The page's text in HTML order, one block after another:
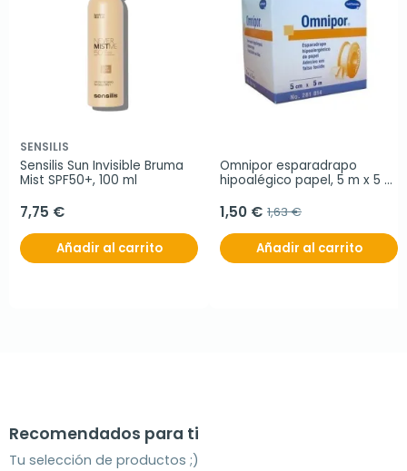
SENSILIS
Sensilis Sun Invisible Bruma
Mist SPF50+, 100 ml
7,75 €
Añadir al carrito
Omnipor esparadrapo
hipoalégico papel, 5 m x 5
1,50 € 1,63 €
Añadir al carrito
Recomendados para ti
Tu selección de productos ;)